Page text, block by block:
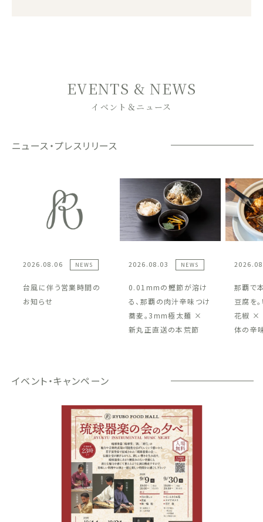
EVENTS & NEWS
イベント＆ニュース
ニュース・プレスリリース
2026.08.06 NEWS
台風に伴う営業時間の
お知らせ
2026.08.03 NEWS
0.01mmの鰹節が溶け
る、那覇の肉汁辛味つけ
蕎麦。3mm極太麺 ×
新丸正直送の本荒節
那覇で
豆腐を
花椒 ×
体の辛
イベント・キャンペーン